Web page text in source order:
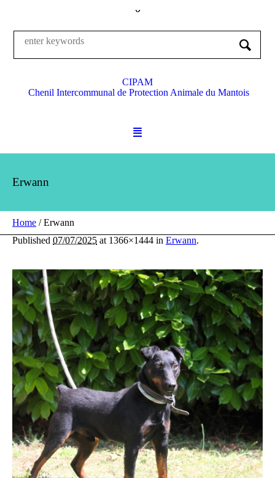
CIPAM
Chenil Intercommunal de Protection Animale du Mantois
Erwann
Home /Erwann
Published 07/07/2025 at 1366×1444 in Erwann.